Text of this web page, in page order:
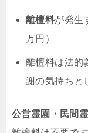
離檀料が発生
万円）
離檀料は法的
謝の気持ちと
公営霊園・民間